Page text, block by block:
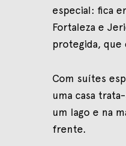
especial: fica
Fortaleza e
protegida, que
Com suítes
uma casa
um lago e na
frente.